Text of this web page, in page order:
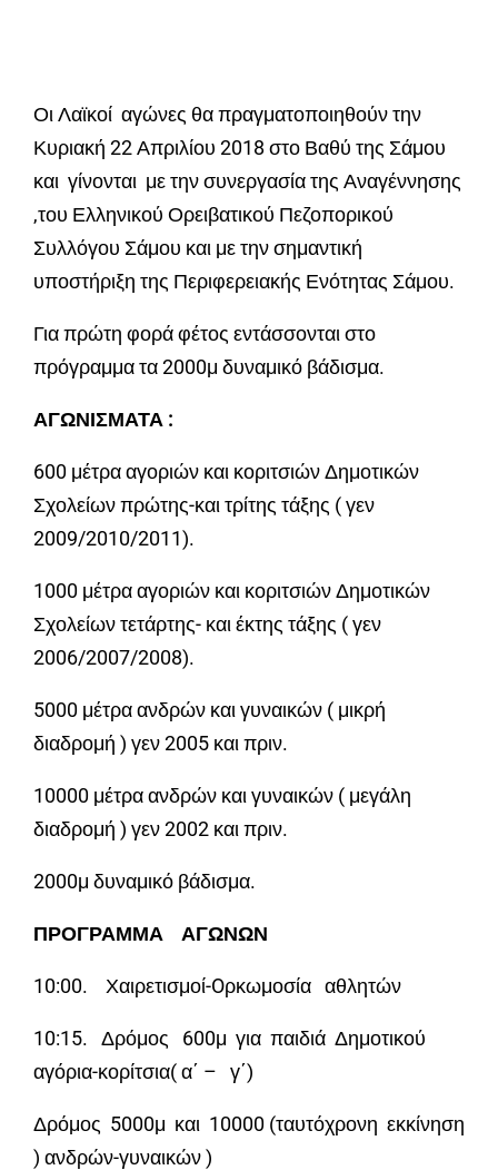
Οι Λαϊκοί αγώνες θα πραγματοποιηθούν την
Κυριακή 22 Απριλίου 2018 στο Βαθύ της Σάμου
και γίνονται με την συνεργασία της Αναγέννησης
,του Ελληνικού Ορειβατικού Πεζοπορικού
Συλλόγου Σάμου και με την σημαντική
υποστήριξη της Περιφερειακής Ενότητας Σάμου.
Για πρώτη φορά φέτος εντάσσονται στο
πρόγραμμα τα 2000μ δυναμικό βάδισμα.
ΑΓΩΝΙΣΜΑΤΑ :
600 μέτρα αγοριών και κοριτσιών Δημοτικών
Σχολείων πρώτης-και τρίτης τάξης ( γεν
2009/2010/2011).
1000 μέτρα αγοριών και κοριτσιών Δημοτικών
Σχολείων τετάρτης- και έκτης τάξης ( γεν
2006/2007/2008).
5000 μέτρα ανδρών και γυναικών ( μικρή
διαδρομή ) γεν 2005 και πριν.
10000 μέτρα ανδρών και γυναικών ( μεγάλη
διαδρομή ) γεν 2002 και πριν.
2000μ δυναμικό βάδισμα.
ΠΡΟΓΡΑΜΜΑ ΑΓΩΝΩΝ
10:00. Χαιρετισμοί-Oρκωμοσία αθλητών
10:15. Δρόμος 600μ για παιδιά Δημοτικού
αγόρια-κορίτσια( α΄ – γ΄)
Δρόμος 5000μ και 10000 (ταυτόχρονη εκκίνηση
) ανδρών-γυναικών )